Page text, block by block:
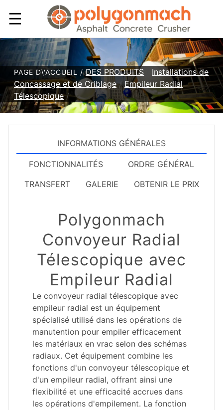
☰
PAGE D\'ACCUEIL /DES PRODUITS
Installations de
Concassage et de Criblage/Empileur Radial
Télescopique/
INFORMATIONS GÉNÉRALES
Polygonmach
Convoyeur Radial
Télescopique avec
Empileur Radial
Le convoyeur radial télescopique avec
empileur radial est un équipement
spécialisé utilisé dans les opérations de
manutention pour empiler efficacement
les matériaux en vrac selon des schémas
radiaux. Cet équipement combine les
fonctions d'un convoyeur télescopique et
d'un empileur radial, offrant ainsi une
flexibilité et une efficacité accrues dans
les opérations d'empilement. La fonction
FONCTIONNALITÉS
ORDRE GÉNÉRAL
TRANSFERT
GALERIE OBTENIR LE PRIX